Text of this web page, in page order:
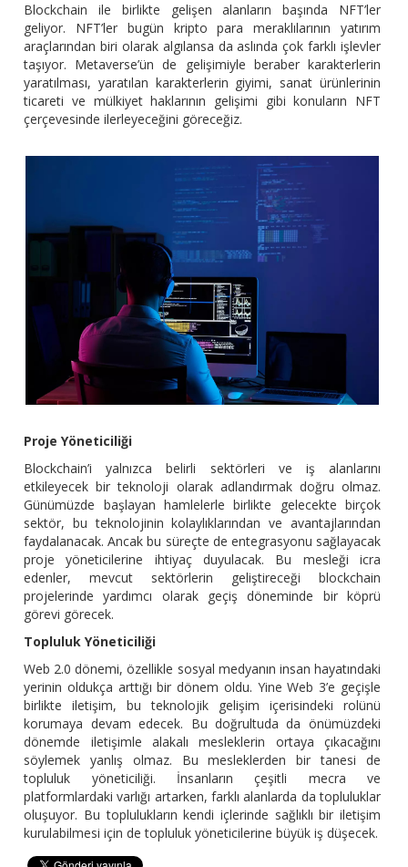
Blockchain ile birlikte gelişen alanların başında NFT’ler
geliyor. NFT’ler bugün kripto para meraklılarının yatırım
araçlarından biri olarak algılansa da aslında çok farklı işlevler
taşıyor. Metaverse’ün de gelişimiyle beraber karakterlerin
yaratılması, yaratılan karakterlerin giyimi, sanat ürünlerinin
ticareti ve mülkiyet haklarının gelişimi gibi konuların NFT
çerçevesinde ilerleyeceğini göreceğiz.
Proje Yöneticiliği
Blockchain’i yalnızca belirli sektörleri ve iş alanlarını
etkileyecek bir teknoloji olarak adlandırmak doğru olmaz.
Günümüzde başlayan hamlelerle birlikte gelecekte birçok
sektör, bu teknolojinin kolaylıklarından ve avantajlarından
faydalanacak. Ancak bu süreçte de entegrasyonu sağlayacak
proje yöneticilerine ihtiyaç duyulacak. Bu mesleği icra
edenler, mevcut sektörlerin geliştireceği blockchain
projelerinde yardımcı olarak geçiş döneminde bir köprü
görevi görecek.
Topluluk Yöneticiliği
Web 2.0 dönemi, özellikle sosyal medyanın insan hayatındaki
yerinin oldukça arttığı bir dönem oldu. Yine Web 3’e geçişle
birlikte iletişim, bu teknolojik gelişim içerisindeki rolünü
korumaya devam edecek. Bu doğrultuda da önümüzdeki
dönemde iletişimle alakalı mesleklerin ortaya çıkacağını
söylemek yanlış olmaz. Bu mesleklerden bir tanesi de
topluluk yöneticiliği. İnsanların çeşitli mecra ve
platformlardaki varlığı artarken, farklı alanlarda da topluluklar
oluşuyor. Bu toplulukların kendi içlerinde sağlıklı bir iletişim
kurulabilmesi için de topluluk yöneticilerine büyük iş düşecek.